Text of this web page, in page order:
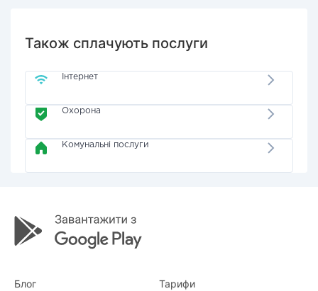
Також сплачують послуги
Інтернет
Охорона
Комунальні послуги
Блог Тарифи